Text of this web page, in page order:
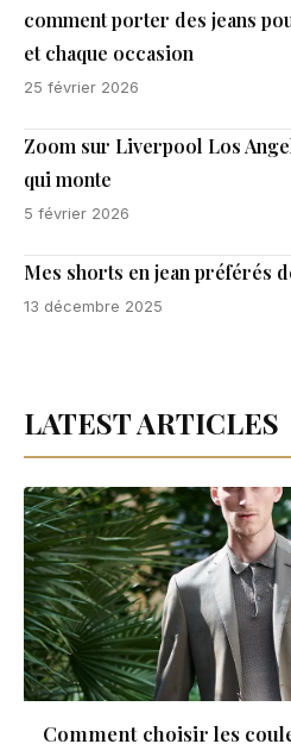
comment porter des jeans
et chaque occasion
25 février 2026
Zoom sur Liverpool Los
qui monte
5 février 2026
Mes shorts en jean préférés
13 décembre 2025
LATEST ARTICLES
Comment choisir les